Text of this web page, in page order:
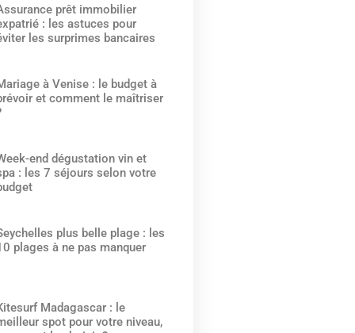
prêt immobilier
: les astuces pour
les surprimes bancaires
à Venise : le budget à
et comment le maîtriser
end dégustation vin et
: les 7 séjours selon votre
plus belle plage : les
plages à ne pas manquer
Madagascar : le
spot pour votre niveau,